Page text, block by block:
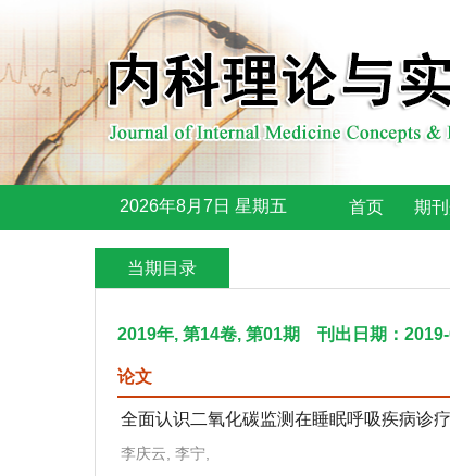
2026年8月7日 星期五 首页 期
当期目录
2019年, 第14卷, 第01期 刊出日期：
论文
全面认识二氧化碳监测在睡眠呼吸疾病诊
李庆云, 李宁,